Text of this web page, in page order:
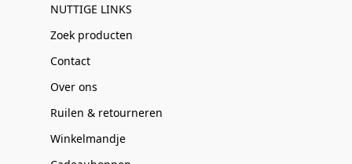
NUTTIGE LINKS
Zoek producten
Contact
Over ons
Ruilen & retourneren
Winkelmandje